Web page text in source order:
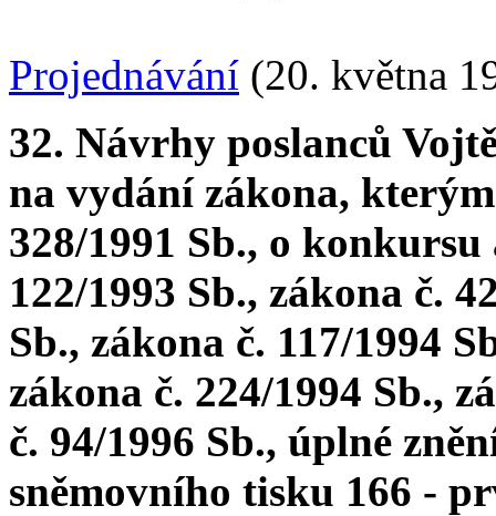
Projednávání (20. května
32. Návrhy poslanců
na vydání zákona,
328/1991 Sb., o
122/1993 Sb., zákona č.
Sb., zákona č. 117/1994
zákona č. 224/1994 Sb.,
č. 94/1996 Sb., úplné
sněmovního tisku 166 -